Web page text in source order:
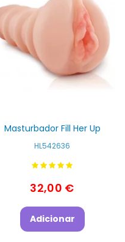
Masturbador Fill Her Up
HL542636
32,00 €
Adicionar